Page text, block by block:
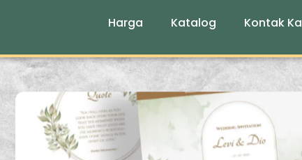
Harga Katalog Kontak